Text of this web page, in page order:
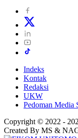
Indeks
Kontak
Redaksi
UKW
Pedoman Media
Copyright © 2022 -
Created By MS &